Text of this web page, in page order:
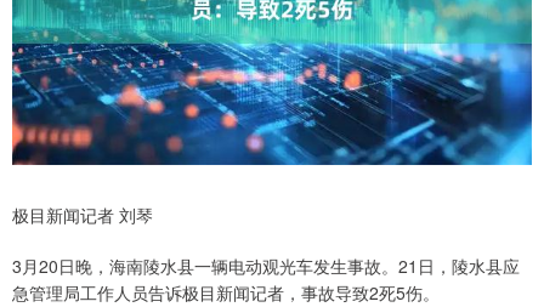
极目新闻记者 刘琴
3月20日晚，海南陵水县一辆电动观光车发生事故。21日，陵水县应
急管理局工作人员告诉极目新闻记者，事故导致2死5伤。